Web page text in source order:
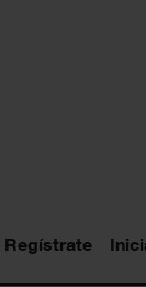
Regístrate